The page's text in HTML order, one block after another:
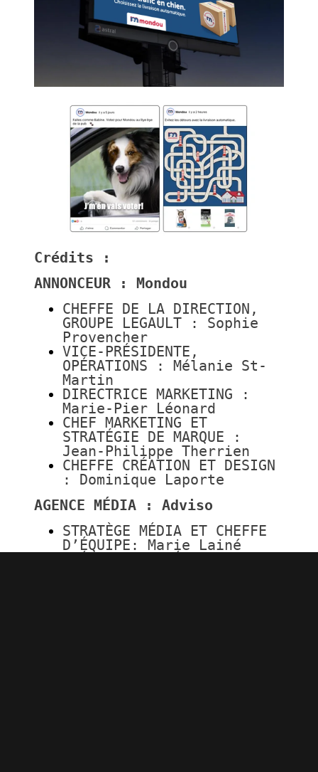
Crédits :
ANNONCEUR : Mondou
CHEFFE DE LA DIRECTION,
GROUPE LEGAULT : Sophie
Provencher
VICE-PRÉSIDENTE,
OPÉRATIONS : Mélanie St-
Martin
DIRECTRICE MARKETING :
Marie-Pier Léonard
CHEF MARKETING ET
STRATÉGIE DE MARQUE :
Jean-Philippe Therrien
CHEFFE CRÉATION ET DESIGN
: Dominique Laporte
AGENCE MÉDIA : Adviso
STRATÈGE MÉDIA ET CHEFFE
D’ÉQUIPE: Marie Lainé